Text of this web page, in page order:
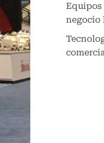
Equipos
negocio